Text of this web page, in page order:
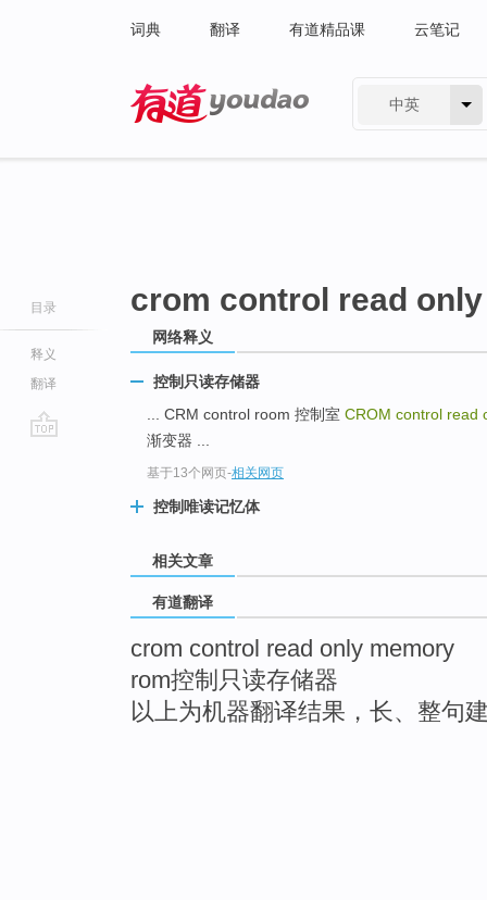
词典 翻译 有道精品课 云笔记
中英
目录
释义
翻译
crom control read
网络释义
控制只读存储器
... CRM control room 控制室 CROM control read
渐变器 ...
基于13个网页-相关网页
控制唯读记忆体
相关文章
有道翻译
crom control read only memory
rom控制只读存储器
以上为机器翻译结果，长、整句